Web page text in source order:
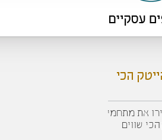
הכי
את מתחמי
שווים